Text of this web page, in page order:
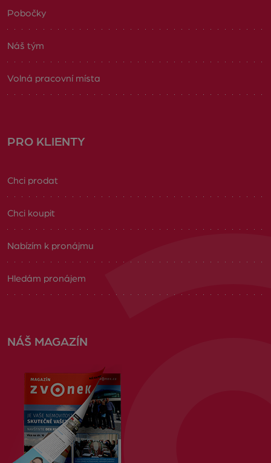
Pobočky
Náš tým
Volná pracovní místa
PRO KLIENTY
Chci prodat
Chci koupit
Nabízím k pronájmu
Hledám pronájem
NÁŠ MAGAZÍN